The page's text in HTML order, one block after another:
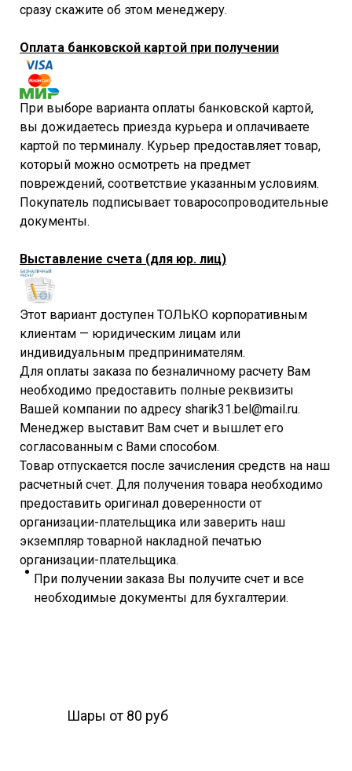
сразу скажите об этом менеджеру.
Оплата банковской картой при получении
При выборе варианта оплаты банковской картой,
вы дожидаетесь приезда курьера и оплачиваете
картой по терминалу. Курьер предоставляет товар,
который можно осмотреть на предмет
повреждений, соответствие указанным условиям.
Покупатель подписывает товаросопроводительные
документы.
Выставление счета (для юр. лиц)
Этот вариант доступен ТОЛЬКО корпоративным
клиентам — юридическим лицам или
индивидуальным предпринимателям.
Для оплаты заказа по безналичному расчету Вам
необходимо предоставить полные реквизиты
Вашей компании по адресу sharik31.bel@mail.ru.
Менеджер выставит Вам счет и вышлет его
согласованным с Вами способом.
Товар отпускается после зачисления средств на наш
расчетный счет. Для получения товара необходимо
предоставить оригинал доверенности от
организации-плательщика или заверить наш
экземпляр товарной накладной печатью
организации-плательщика.
При получении заказа Вы получите счет и все
необходимые документы для бухгалтерии.
Шары от 80 руб